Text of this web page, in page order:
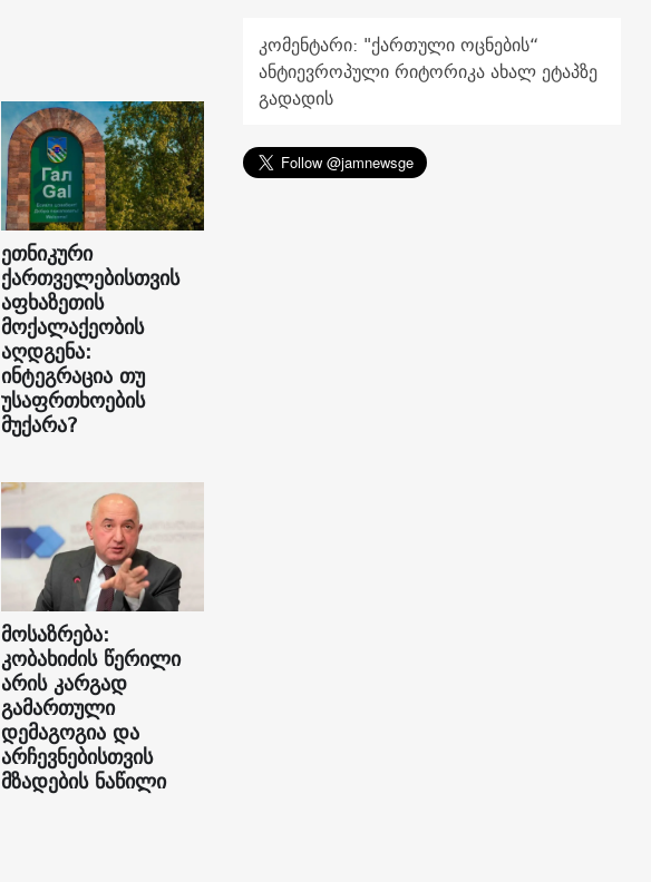
ეთნიკური
ქართველებისთვის
აფხაზეთის
მოქალაქეობის
აღდგენა:
ინტეგრაცია თუ
უსაფრთხოების
მუქარა?
მოსაზრება:
კობახიძის წერილი
არის კარგად
გამართული
დემაგოგია და
არჩევნებისთვის
მზადების ნაწილი
კომენტარი: "ქართული ოცნების“
ანტიევროპული რიტორიკა ახალ ეტაპზე
გადადის